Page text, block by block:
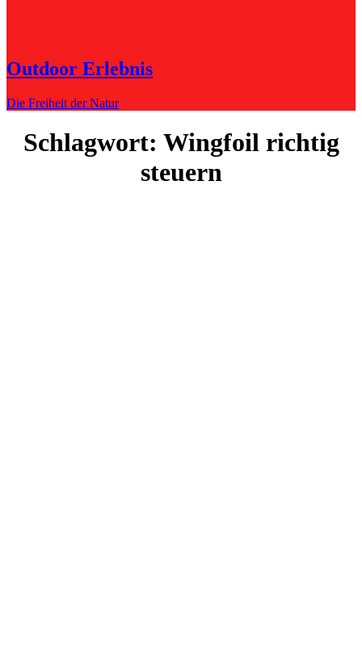
Outdoor Erlebnis
Die Freiheit der Natur
Schlagwort: Wingfoil richtig
steuern